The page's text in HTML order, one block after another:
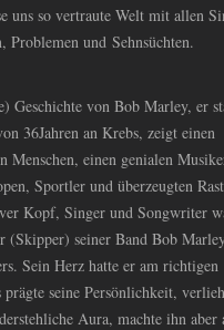
uns so vertraute Welt mit allen
Problemen und Sehnsüchten.
Geschichte von Bob Marley, er
36Jahren an Krebs, zeigt einen
Menschen, einen genialen
Sportler und überzeugten
Kopf, Singer und Songwriter
(Skipper) seiner Band Bob
Sein Herz hatte er am richtigen
prägte seine Persönlichkeit,
Aura, machte ihn aber